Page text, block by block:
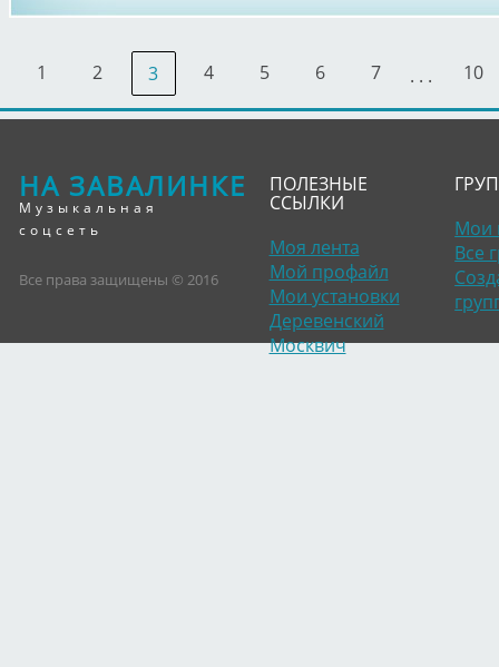
1 2 3 4 5 6 7 . . . 10
НА ЗАВАЛИНКЕ
Музыкальная
соцсеть
Все права защищены © 2016
ПОЛЕЗНЫЕ
ССЫЛКИ
Моя лента
Мой профайл
Мои установки
Деревенский
Москвич
Мои
Все